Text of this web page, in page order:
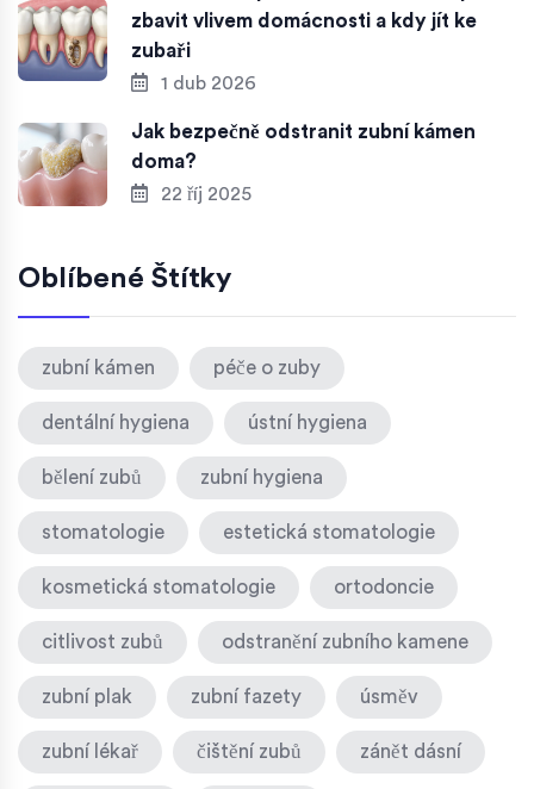
zbavit vlivem domácnosti a kdy jít ke
zubaři
1 dub 2026
Jak bezpečně odstranit zubní kámen
doma?
22 říj 2025
Oblíbené Štítky
zubní kámen péče o zuby
dentální hygiena ústní hygiena
bělení zubů zubní hygiena
stomatologie estetická stomatologie
kosmetická stomatologie ortodoncie
citlivost zubů odstranění zubního kamene
zubní plak zubní fazety úsměv
zubní lékař čištění zubů zánět dásní